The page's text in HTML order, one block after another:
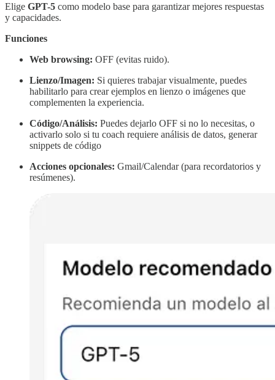
Elige GPT-5 como modelo base para garantizar mejores respuestas
y capacidades.
Funciones
Web browsing: OFF (evitas ruido).
Lienzo/Imagen: Si quieres trabajar visualmente, puedes
habilitarlo para crear ejemplos en lienzo o imágenes que
complementen la experiencia.
Código/Análisis: Puedes dejarlo OFF si no lo necesitas, o
activarlo solo si tu coach requiere análisis de datos, generar
snippets de código
Acciones opcionales: Gmail/Calendar (para recordatorios y
resúmenes).